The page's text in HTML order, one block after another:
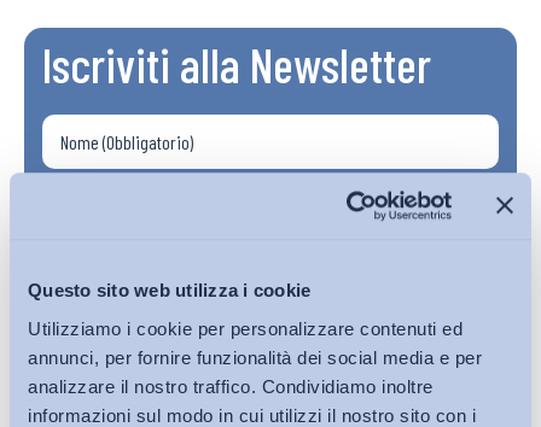
Questo sito web utilizza i cookie
Utilizziamo i cookie per personalizzare contenuti ed
annunci, per fornire funzionalità dei social media e per
analizzare il nostro traffico. Condividiamo inoltre
informazioni sul modo in cui utilizzi il nostro sito con i
Iscriviti alla Newsletter